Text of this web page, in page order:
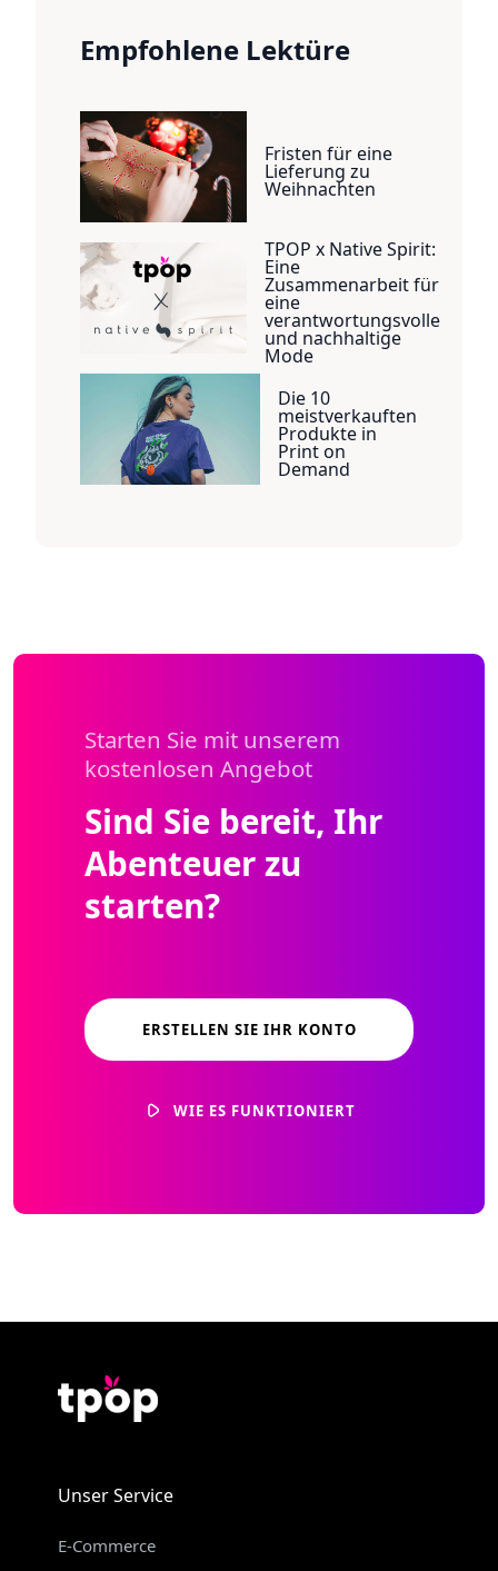
Empfohlene Lektüre
Fristen für eine
Lieferung zu
Weihnachten
TPOP x Native Spirit:
Eine
Zusammenarbeit für
eine
verantwortungsvolle
und nachhaltige
Mode
Die 10
meistverkauften
Produkte in
Print on
Demand
Starten Sie mit unserem
kostenlosen Angebot
Sind Sie bereit, Ihr
Abenteuer zu
starten?
ERSTELLEN SIE IHR KONTO
WIE ES FUNKTIONIERT
Unser Service
E-Commerce